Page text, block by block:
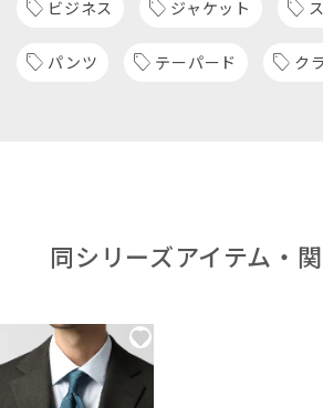
ビジネス ジャケット
パンツ テーパード ク
同シリーズアイテム・